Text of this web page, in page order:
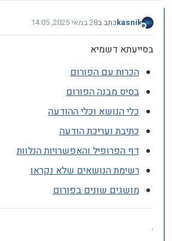
מנותק
kasnikכתב ב28 במאי 2025, 14:05
נערך לאחרונה על ידי kasnik6 באוג׳ 2025, 7:44
בסייעתא דשמיא
הכרות עם הפורום
בסיס מבנה הפורום
כלי הנושא וכלי ההודעה
כתיבת ועריכת הודעה
דף הפרופיל והאפשרויות הנלוות
רשימת הנושאים שלא נקראו
מושגים שונים בפורום
.